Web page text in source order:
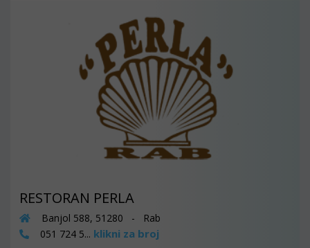
RESTORAN PERLA
Banjol 588, 51280 - Rab
051 724 5... klikni za broj